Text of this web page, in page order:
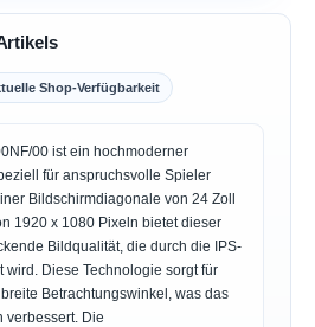
Shop-Verfügbarkeit
00 ist ein hochmoderner
für anspruchsvolle Spieler
Bildschirmdiagonale von 24 Zoll
1920 x 1080 Pixeln bietet dieser
Bildqualität, die durch die IPS-
wird. Diese Technologie sorgt für
Betrachtungswinkel, was das
verbessert. Die